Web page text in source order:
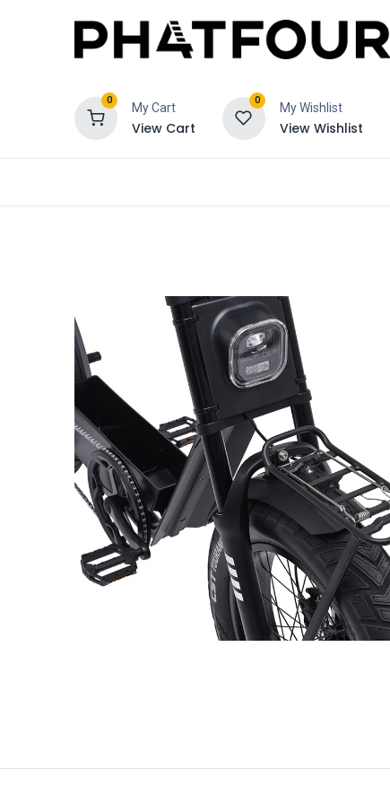
0
My Cart
View Cart
0
My Wishlist
View Wishlist